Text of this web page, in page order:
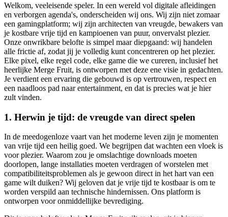
Welkom, veeleisende speler. In een wereld vol digitale afleidingen
en verborgen agenda's, onderscheiden wij ons. Wij zijn niet zomaar
een gamingplatform; wij zijn architecten van vreugde, bewakers van
je kostbare vrije tijd en kampioenen van puur, onvervalst plezier.
Onze onwrikbare belofte is simpel maar diepgaand: wij handelen
alle frictie af, zodat jij je volledig kunt concentreren op het plezier.
Elke pixel, elke regel code, elke game die we cureren, inclusief het
heerlijke Merge Fruit, is ontworpen met deze ene visie in gedachten.
Je verdient een ervaring die gebouwd is op vertrouwen, respect en
een naadloos pad naar entertainment, en dat is precies wat je hier
zult vinden.
1. Herwin je tijd: de vreugde van direct spelen
In de meedogenloze vaart van het moderne leven zijn je momenten
van vrije tijd een heilig goed. We begrijpen dat wachten een vloek is
voor plezier. Waarom zou je omslachtige downloads moeten
doorlopen, lange installaties moeten verdragen of worstelen met
compatibiliteitsproblemen als je gewoon direct in het hart van een
game wilt duiken? Wij geloven dat je vrije tijd te kostbaar is om te
worden verspild aan technische hindernissen. Ons platform is
ontworpen voor onmiddellijke bevrediging.